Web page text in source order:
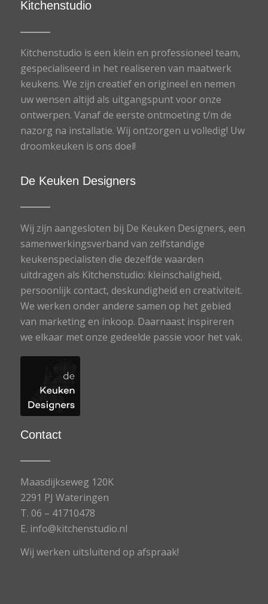
Kitchenstudio
Kitchenstudio is een klein en professioneel team,
gespecialiseerd in het realiseren van maatwerk
keukens. We zijn creatief en origineel en nemen
uw wensen altijd als uitgangspunt voor onze
ontwerpen. Vanaf de eerste ontmoeting t/m de
nazorg na installatie. Wij ontzorgen u volledig! Uw
droomkeuken is ons doel!
De Keuken Designers
Wij zijn aangesloten bij De Keuken Designers, een
samenwerkingsverband van zelfstandige
keukenspecialisten die dezelfde waarden
uitdragen als Kitchenstudio: kleinschaligheid,
persoonlijk contact, deskundigheid en creativiteit.
We werken onder andere samen op het gebied
van marketing en inkoop. Daarnaast inspireren
we elkaar met onze gedeelde passie voor het vak.
Contact
Maasdijkseweg 120K
2291 PJ Wateringen
T. 06 – 41710478
E. info@kitchenstudio.nl
Wij werken uitsluitend op afspraak!